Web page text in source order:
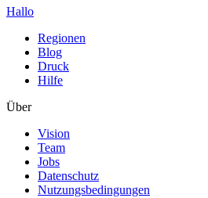
Hallo
Regionen
Blog
Druck
Hilfe
Über
Vision
Team
Jobs
Datenschutz
Nutzungsbedingungen